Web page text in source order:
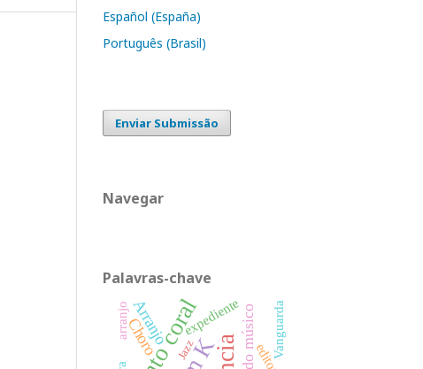
Español (España)
Português (Brasil)
Enviar Submissão
Navegar
Palavras-chave
Choro
Arranjo expediente
arranjo Vanguarda
Jazz